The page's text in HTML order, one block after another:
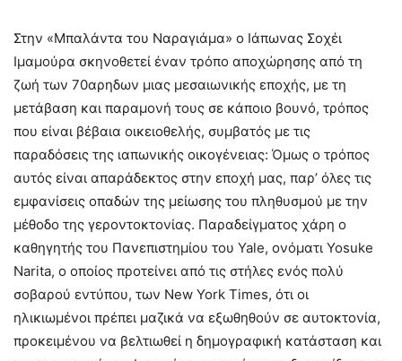
Στην «Μπαλάντα του Ναραγιάμα» ο Ιάπωνας Σοχέι
Ιμαμούρα σκηνοθετεί έναν τρόπο αποχώρησης από τη
ζωή των 70αρηδων μιας μεσαιωνικής εποχής, με τη
μετάβαση και παραμονή τους σε κάποιο βουνό, τρόπος
που είναι βέβαια οικειοθελής, συμβατός με τις
παραδόσεις της ιαπωνικής οικογένειας: Όμως ο τρόπος
αυτός είναι απαράδεκτος στην εποχή μας, παρ’ όλες τις
εμφανίσεις οπαδών της μείωσης του πληθυσμού με την
μέθοδο της γεροντοκτονίας. Παραδείγματος χάρη ο
καθηγητής του Πανεπιστημίου του Yale, ονόματι Yosuke
Narita, ο οποίος προτείνει από τις στήλες ενός πολύ
σοβαρού εντύπου, των New York Times, ότι οι
ηλικιωμένοι πρέπει μαζικά να εξωθηθούν σε αυτοκτονία,
προκειμένου να βελτιωθεί η δημογραφική κατάσταση και